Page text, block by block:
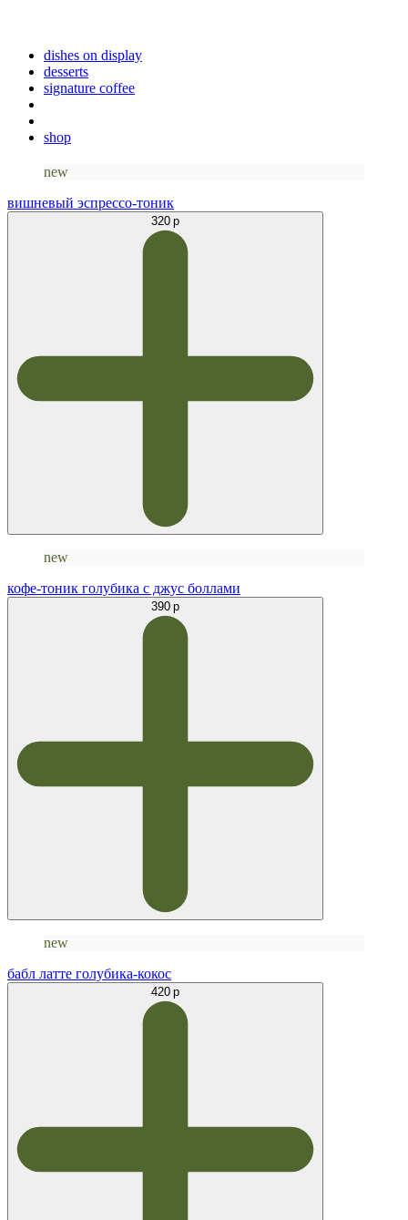
dishes on display
desserts
signature coffee
shop
new
вишневый эспрессо-тоник
320 р
new
кофе-тоник голубика с джус боллами
390 р
new
бабл латте голубика-кокос
420 р